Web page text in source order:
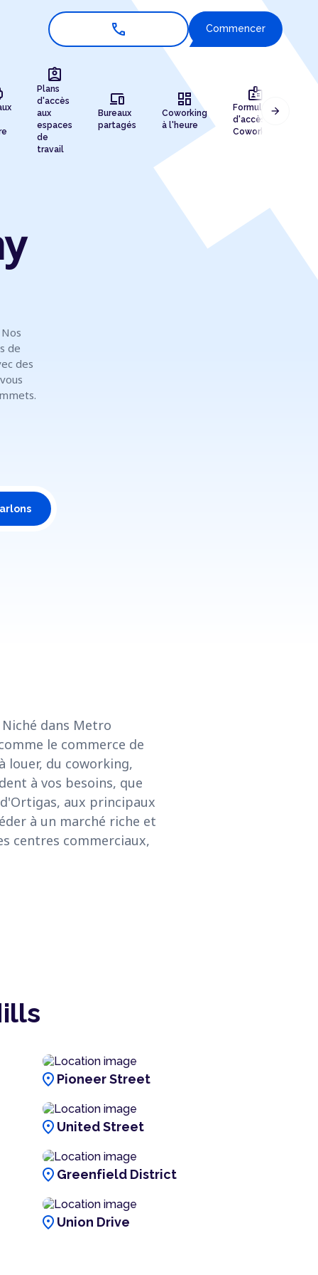
call Commencer
assignment_ind
Plans
d'accès
aux
espaces
de
travail
devices
Bureaux
partagés
dashboard
Coworking
à l'heure
badge
Formules
d'accès au
Coworking
arrow_forward
de
des
dans Metro
le commerce de
louer, du coworking,
à vos besoins, que
aux principaux
à un marché riche et
centres commerciaux,
location_on Pioneer Street
location_on United Street
location_on Greenfield District
location_on Union Drive